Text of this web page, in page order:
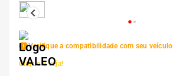
Verifique a compatibilidade com seu veículo
Clique e veja!
5º
6º